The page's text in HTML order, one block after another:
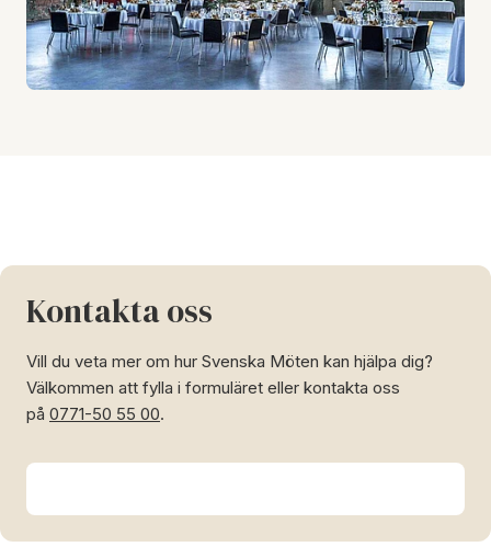
Kontakta oss
Vill du veta mer om hur Svenska Möten kan hjälpa dig?
Välkommen att fylla i formuläret eller kontakta oss
på 0771-50 55 00.